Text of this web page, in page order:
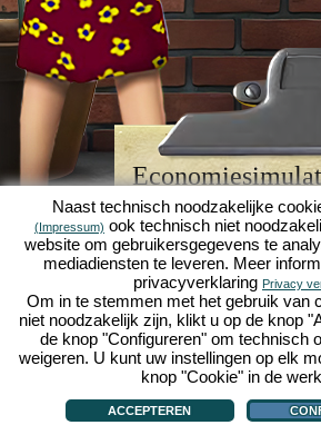
Kapilands is een van de
retrogamevoor fans van
werd ooit uitgeroepen tot
een genot voor fans van
je eigen zakenimperium
economiesimulaties!
Naast technisch noodzakelijke
(Impressum) ook technisch niet
website om gebruikersgegevens te
mediadiensten te leveren. Meer
privacyverklaring Privacy
Om in te stemmen met het gebruik van
niet noodzakelijk zijn, klikt u op de knop
de knop "Configureren" om technisch
weigeren. U kunt uw instellingen op elk
knop "Cookie" in de
ACCEPTEREN